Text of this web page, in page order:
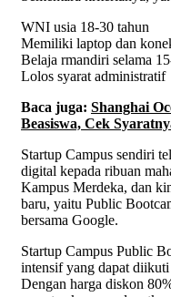
WNI usia 18-30 tahun
Memiliki laptop dan
Belaja rmandiri selama
Lolos syarat administratif
Baca juga: Shanghai
Beasiswa, Cek
Startup Campus sendiri
digital kepada ribuan
Kampus Merdeka, dan
baru, yaitu Public
bersama Google.
Startup Campus Public
intensif yang dapat
Dengan harga diskon